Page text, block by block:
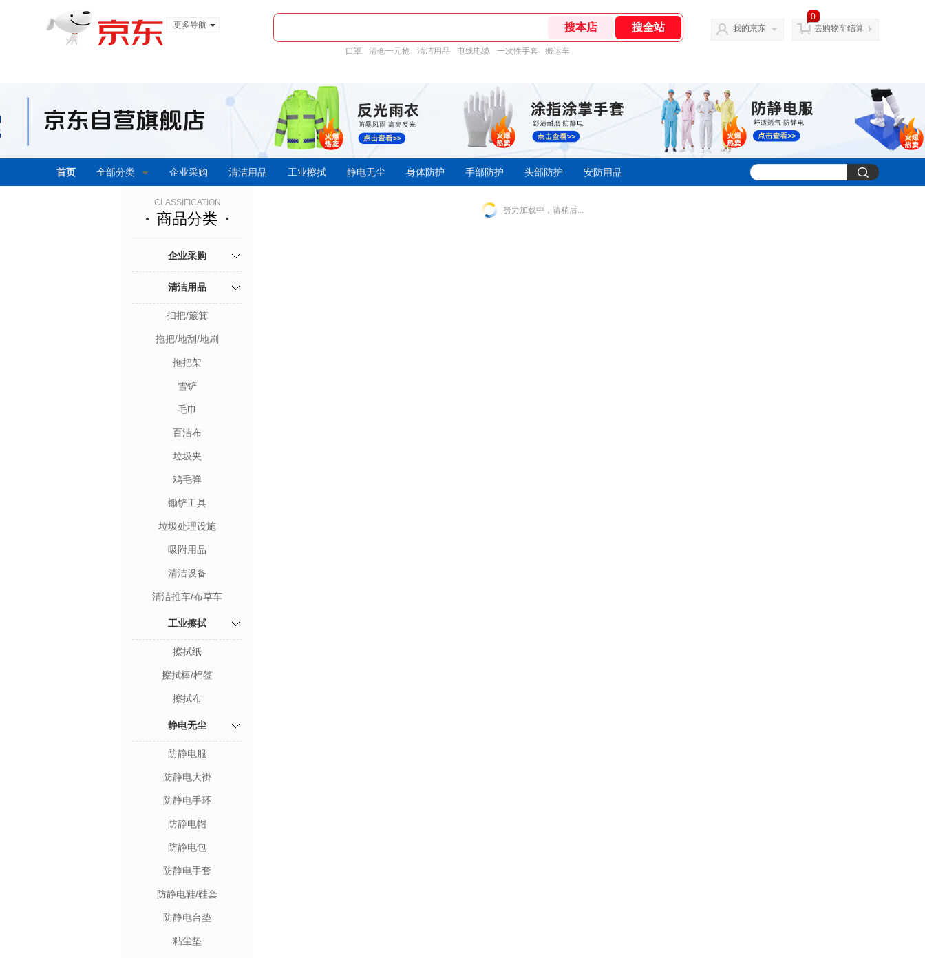
更多导航
口罩 清仓一元抢 清洁用品 电线电缆 一次性手套 搬运车
我的京东
0
去购物车结算
首页 全部分类 企业采购 清洁用品 工业擦拭 静电无尘 身体防护 手部防护 头部防护 安防用品
CLASSIFICATION
商品分类
企业采购
清洁用品
扫把/簸箕
拖把/地刮/地刷
拖把架
雪铲
毛巾
百洁布
垃圾夹
鸡毛弹
锄铲工具
垃圾处理设施
吸附用品
清洁设备
清洁推车/布草车
工业擦拭
擦拭纸
擦拭棒/棉签
擦拭布
静电无尘
防静电服
防静电大褂
防静电手环
防静电帽
防静电包
防静电手套
防静电鞋/鞋套
防静电台垫
粘尘垫
努力加载中，请稍后...